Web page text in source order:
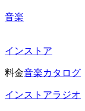
音楽
インストア
料金音楽カタログ
インストアラジオ